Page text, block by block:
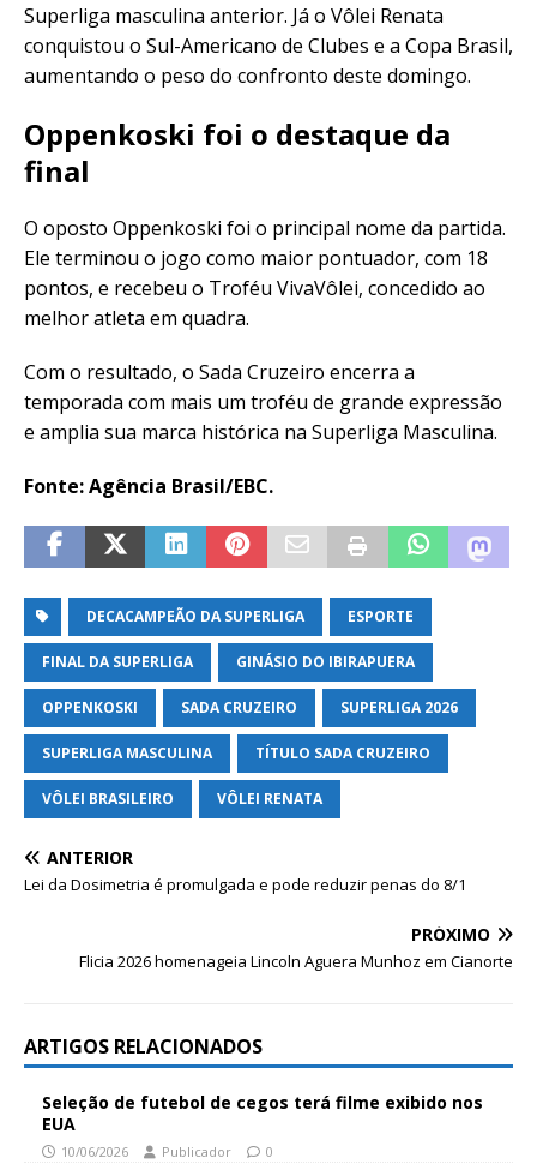
Superliga masculina anterior. Já o Vôlei Renata
conquistou o Sul-Americano de Clubes e a Copa Brasil,
aumentando o peso do confronto deste domingo.
Oppenkoski foi o destaque da
final
O oposto Oppenkoski foi o principal nome da partida.
Ele terminou o jogo como maior pontuador, com 18
pontos, e recebeu o Troféu VivaVôlei, concedido ao
melhor atleta em quadra.
Com o resultado, o Sada Cruzeiro encerra a
temporada com mais um troféu de grande expressão
e amplia sua marca histórica na Superliga Masculina.
Fonte: Agência Brasil/EBC.
DECACAMPEÃO DA SUPERLIGA ESPORTE
FINAL DA SUPERLIGA GINÁSIO DO IBIRAPUERA
OPPENKOSKI SADA CRUZEIRO SUPERLIGA 2026
SUPERLIGA MASCULINA TÍTULO SADA CRUZEIRO
VÔLEI BRASILEIRO VÔLEI RENATA
ANTERIOR
Lei da Dosimetria é promulgada e pode reduzir penas do 8/1
PRÓXIMO
Flicia 2026 homenageia Lincoln Aguera Munhoz em Cianorte
ARTIGOS RELACIONADOS
Seleção de futebol de cegos terá filme exibido nos
EUA
10/06/2026 Publicador 0